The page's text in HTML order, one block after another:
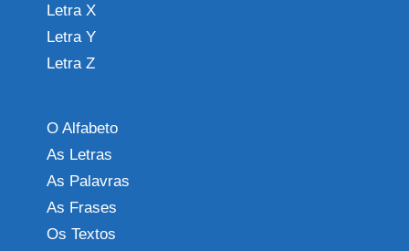
Letra X
Letra Y
Letra Z
O Alfabeto
As Letras
As Palavras
As Frases
Os Textos